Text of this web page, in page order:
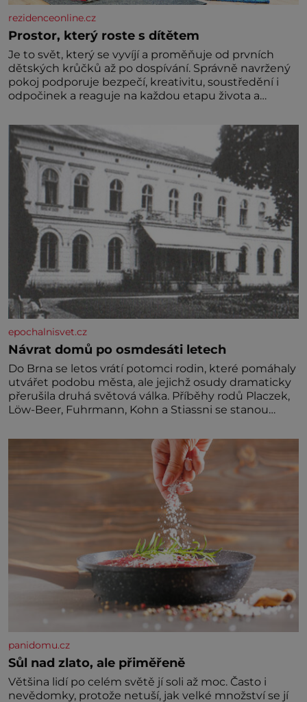
rezidenceonline.cz
Prostor, který roste s dítětem
Je to svět, který se vyvíjí a proměňuje od prvních
dětských krůčků až po dospívání. Správně navržený
pokoj podporuje bezpečí, kreativitu, soustředění i
odpočinek a reaguje na každou etapu života a
jednoduchost, měkkost a bezpečí, proto by pokoj
miminka měl působit především klidně a útulně.
Předškolní věk je
epochalnisvet.cz
Návrat domů po osmdesáti letech
Do Brna se letos vrátí potomci rodin, které pomáhaly
utvářet podobu města, ale jejichž osudy dramaticky
přerušila druhá světová válka. Příběhy rodů Placzek,
Löw-Beer, Fuhrmann, Kohn a Stiassni se stanou
židovské kultury ŠTETL FEST 2026. Některé návraty
nejsou jednoduché. Místa, která si člověk pamatuje z
rodinných vyprávění, už dávno
panidomu.cz
Sůl nad zlato, ale přiměřeně
Většina lidí po celém světě jí soli až moc. Často i
nevědomky, protože netuší, jak velké množství se jí